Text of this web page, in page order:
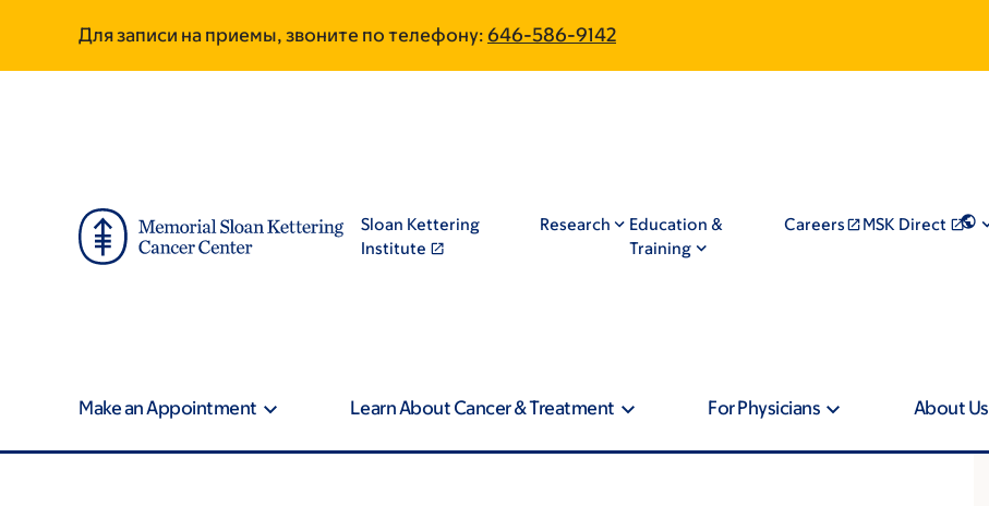
main
footer
Для записи на приемы, звоните по телефону: 646-586-9142
Sloan Kettering
Institute
Research
Education &
Training
Careers MSK Direct
Make an Appointment Learn About Cancer & Treatment For Physicians About Us